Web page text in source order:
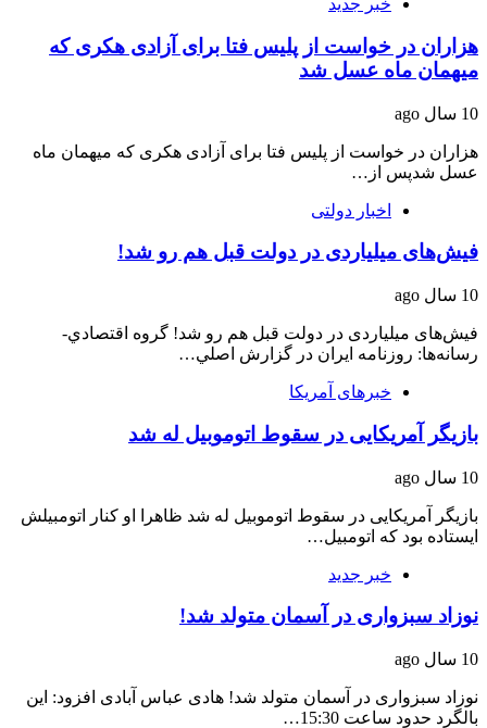
خبر جدید
هزاران در خواست از پلیس فتا برای آزادی هکری که
میهمان ماه عسل شد
10 سال ago
هزاران در خواست از پلیس فتا برای آزادی هکری که میهمان ماه
عسل شدپس از…
اخبار دولتی
فيش‌های میلیاردی در دولت قبل هم رو شد!
10 سال ago
فيش‌های میلیاردی در دولت قبل هم رو شد! گروه اقتصادي-
رسانه‌ها: روزنامه ایران در گزارش اصلي…
خبرهای آمریکا
بازیگر آمریکایی در سقوط اتوموبیل‌ له شد
10 سال ago
بازیگر آمریکایی در سقوط اتوموبیل‌ له شد ظاهرا او کنار اتومبیلش
ایستاده بود که اتومبیل…
خبر جدید
نوزاد سبزواری در آسمان متولد شد!
10 سال ago
نوزاد سبزواری در آسمان متولد شد! هادی عباس آبادی افزود: این
بالگرد حدود ساعت 15:30…